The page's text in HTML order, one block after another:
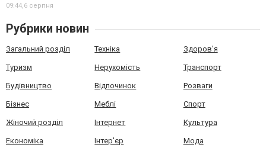
09:44,6 серпня
Рубрики новин
Загальний розділ Техніка Здоров'я
Туризм Нерухомість Транспорт
Будівництво Відпочинок Розваги
Бізнес Меблі Спорт
Жіночий розділ Інтернет Культура
Економіка Інтер'єр Мода